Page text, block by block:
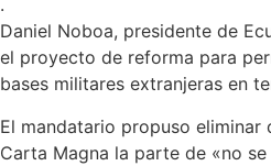
.
Daniel Noboa, presidente de
el proyecto de reforma para
bases militares extranjeras en
El mandatario propuso
Carta Magna la parte de «no